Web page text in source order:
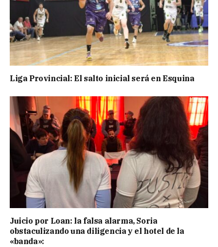
Liga Provincial: El salto inicial será en Esquina
Juicio por Loan: la falsa alarma, Soria
obstaculizando una diligencia y el hotel de la
«banda»: